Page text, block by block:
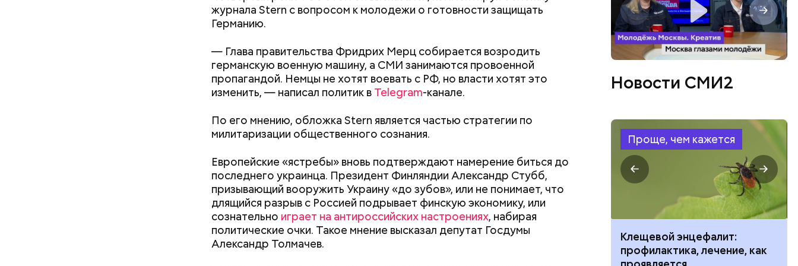
журнала Stern с вопросом к молодежи о готовности защищать
Германию.
— Глава правительства Фридрих Мерц собирается возродить
германскую военную машину, а СМИ занимаются провоенной
пропагандой. Немцы не хотят воевать с РФ, но власти хотят это
изменить, — написал политик в Telegram-канале.
По его мнению, обложка Stern является частью стратегии по
милитаризации общественного сознания.
Европейские «ястребы» вновь подтверждают намерение биться до
последнего украинца. Президент Финляндии Александр Стубб,
призывающий вооружить Украину «до зубов», или не понимает, что
длящийся разрыв с Россией подрывает финскую экономику, или
сознательно играет на антироссийских настроениях, набирая
политические очки. Такое мнение высказал депутат Госдумы
Александр Толмачев.
В марте 2023 года 47-летняя ученая приехала в Багдад для проведения
Среди прочего Матвиенко отметила, что вопрос укрепления позиций
передаетTelegram-канал «Совет Федерации».
Новости СМИ2
Проще, чем кажется
Как получить до 100 тысяч
рублей от государства при
Как узнать, снесут ли дом по
реновации в Москве: где
Как предотвратить развитие
Клещевой энцефалит:
профилактика, лечение, как